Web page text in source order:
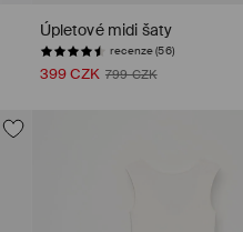
Úpletové midi šaty
recenze (56)
399 CZK 799 CZK